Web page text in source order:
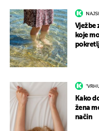
Vježbe
koje
Kako
žena
način